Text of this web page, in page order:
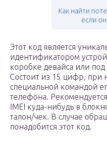
Как найти
если
Этот код является
идентификатором
коробке девайса или
Состоит из 15 цифр, при
специальной командой
телефона.
IMEI куда-нибудь в
талон/чек. В случае
понадобится этот код.